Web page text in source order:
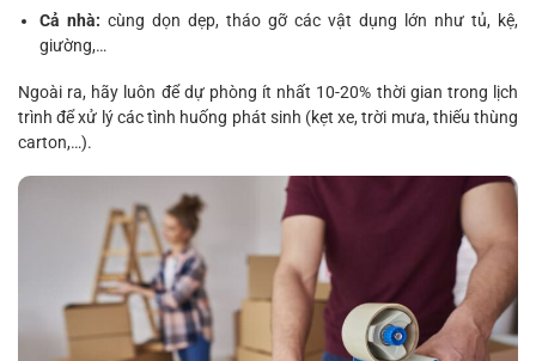
Cả nhà: cùng dọn dẹp, tháo gỡ các vật dụng lớn như tủ, kệ,
giường,…
Ngoài ra, hãy luôn để dự phòng ít nhất 10-20% thời gian trong lịch
trình để xử lý các tình huống phát sinh (kẹt xe, trời mưa, thiếu thùng
carton,…).